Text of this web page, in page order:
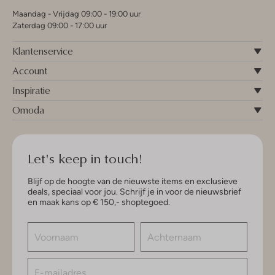
Maandag - Vrijdag 09:00 - 19:00 uur
Zaterdag 09:00 - 17:00 uur
Klantenservice
Account
Inspiratie
Omoda
Let's keep in touch!
Blijf op de hoogte van de nieuwste items en exclusieve
deals, speciaal voor jou. Schrijf je in voor de nieuwsbrief
en maak kans op € 150,- shoptegoed.